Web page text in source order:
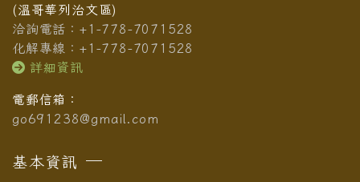
(溫哥華列治文區)
洽詢電話：+1-778-7071528
化解專線：+1-778-7071528
詳細資訊
電郵信箱：
go691238@gmail.com
基本資訊